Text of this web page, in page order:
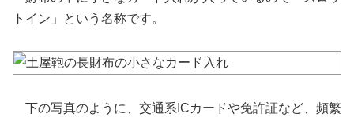
トイン」という名称です。
下の写真のように、交通系ICカードや免許証など、頻繁